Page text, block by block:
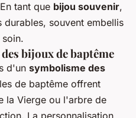
tant que bijou souvenir,
durables, souvent embellis
bijoux de baptême
d'un symbolisme des
de baptême offrent
la Vierge ou l'arbre de